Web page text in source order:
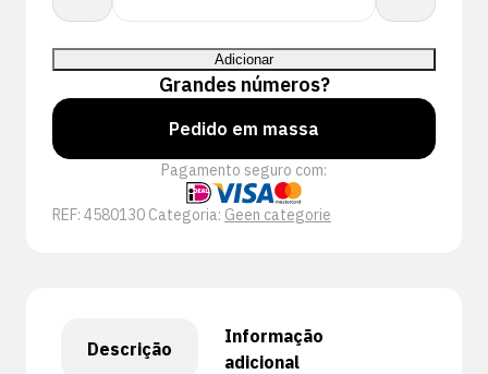
PERFECT
FIT
GLOVE
DEXPURE
801-
30
Adicionar
Grandes números?
Pedido em massa
Pagamento seguro com:
REF: 4580130 Categoria: Geen categorie
Descrição
Informação
adicional